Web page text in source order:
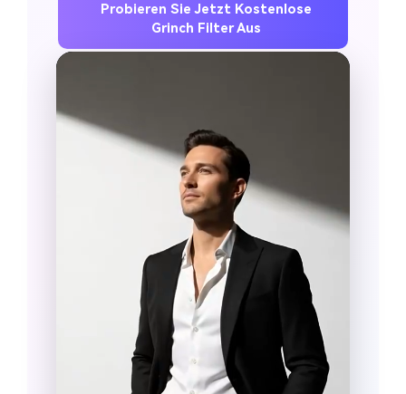
Probieren Sie Jetzt Kostenlose
Grinch Filter Aus